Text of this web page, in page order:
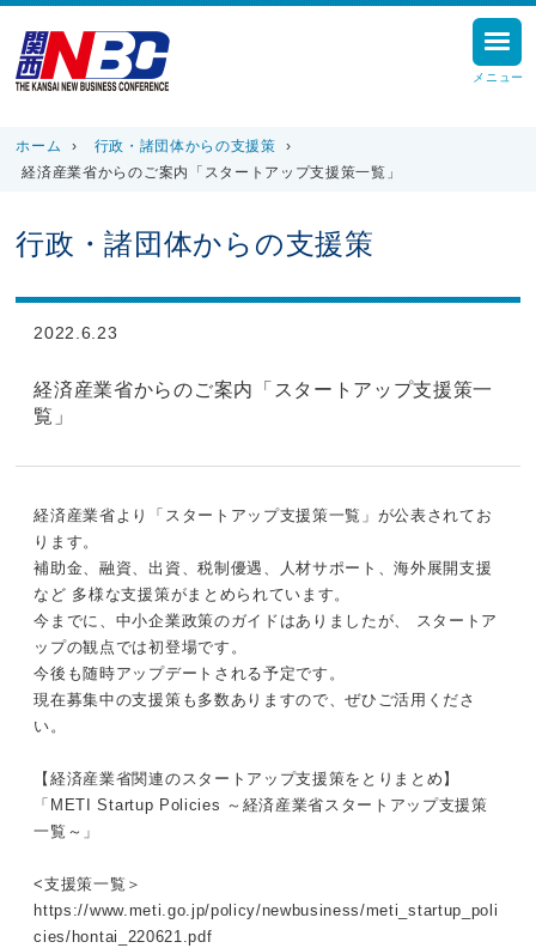
メニュー
ホーム › 行政・諸団体からの支援策
›
経済産業省からのご案内「スタートアップ支援策一覧」
行政・諸団体からの支援策
2022.6.23
経済産業省からのご案内「スタートアップ支援策一
覧」
経済産業省より「スタートアップ支援策一覧」が公表されてお
ります。
補助金、融資、出資、税制優遇、人材サポート、海外展開支援
など 多様な支援策がまとめられています。
今までに、中小企業政策のガイドはありましたが、 スタートア
ップの観点では初登場です。
今後も随時アップデートされる予定です。
現在募集中の支援策も多数ありますので、ぜひご活用くださ
い。
【経済産業省関連のスタートアップ支援策をとりまとめ】
「METI Startup Policies ～経済産業省スタートアップ支援策
一覧～」
<支援策一覧＞
https://www.meti.go.jp/policy/newbusiness/meti_startup_poli
cies/hontai_220621.pdf